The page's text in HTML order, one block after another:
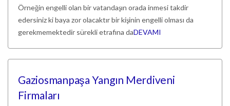
Örneğin engelli olan bir vatandaşın orada inmesi takdir
edersiniz ki baya zor olacaktır bir kişinin engelli olması da
gerekmemektedir sürekli etrafına daDEVAMI
Gaziosmanpaşa Yangın Merdiveni
Firmaları